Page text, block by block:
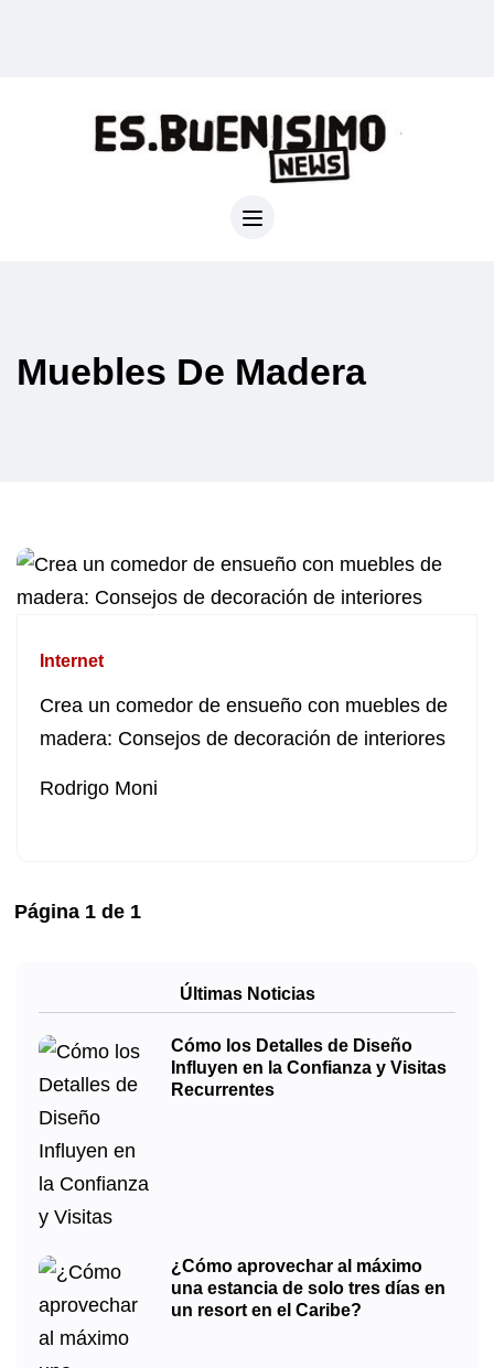
Muebles De Madera
Internet
Crea un comedor de ensueño con muebles de
madera: Consejos de decoración de interiores
Rodrigo Moni
Página 1 de 1
Últimas Noticias
Cómo los Detalles de Diseño
Influyen en la Confianza y Visitas
Recurrentes
¿Cómo aprovechar al máximo
una estancia de solo tres días en
un resort en el Caribe?